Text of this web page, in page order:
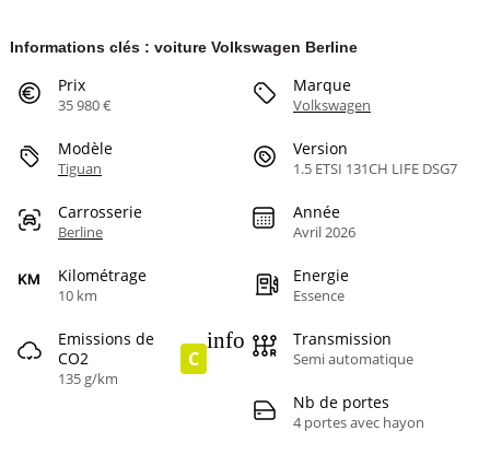
Informations clés : voiture Volkswagen Berline
Prix
35 980 €
Marque
Volkswagen
Modèle
Tiguan
Version
1.5 ETSI 131CH LIFE DSG7
Carrosserie
Berline
Année
Avril 2026
Kilométrage
10 km
Energie
Essence
Emissions de
CO2
135 g/km
C
info Transmission
Semi automatique
Nb de portes
4 portes avec hayon